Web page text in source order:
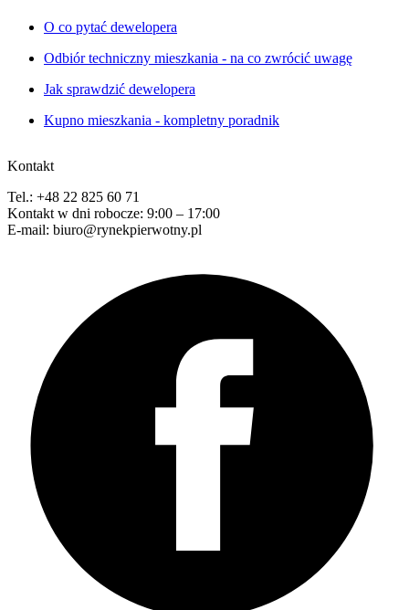
O co pytać dewelopera
Odbiór techniczny mieszkania - na co zwrócić uwagę
Jak sprawdzić dewelopera
Kupno mieszkania - kompletny poradnik
Kontakt
Tel.: +48 22 825 60 71
Kontakt w dni robocze: 9:00 – 17:00
E-mail: biuro@rynekpierwotny.pl